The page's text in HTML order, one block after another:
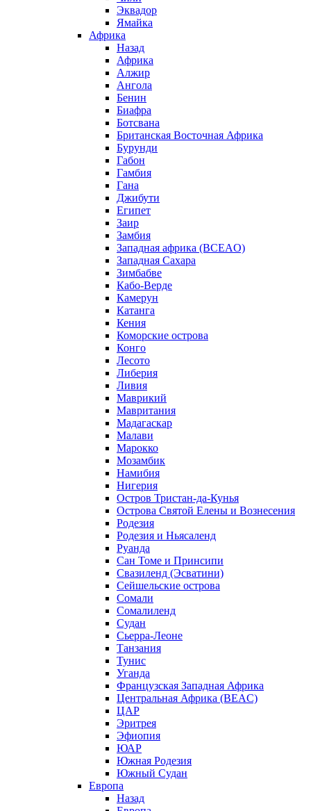
Эквадор
Ямайка
Африка
Назад
Африка
Алжир
Ангола
Бенин
Биафра
Ботсвана
Британская Восточная Африка
Бурунди
Габон
Гамбия
Гана
Джибути
Египет
Заир
Замбия
Западная африка (BCEAO)
Западная Сахара
Зимбабве
Кабо-Верде
Камерун
Катанга
Кения
Коморские острова
Конго
Лесото
Либерия
Ливия
Маврикий
Мавритания
Мадагаскар
Малави
Марокко
Мозамбик
Намибия
Нигерия
Остров Тристан-да-Кунья
Острова Святой Елены и Вознесения
Родезия
Родезия и Ньясаленд
Руанда
Сан Томе и Принсипи
Свазиленд (Эсватини)
Сейшельские острова
Сомали
Сомалиленд
Судан
Сьерра-Леоне
Танзания
Тунис
Уганда
Французская Западная Африка
Центральная Африка (BEAC)
ЦАР
Эритрея
Эфиопия
ЮАР
Южная Родезия
Южный Судан
Европа
Назад